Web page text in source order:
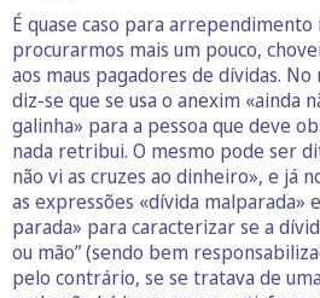
É quase caso para arrependimento
procurarmos mais um pouco,
aos maus pagadores de dívidas.
diz-se que se usa o anexim «ainda
galinha» para a pessoa que deve
nada retribui. O mesmo pode ser
não vi as cruzes ao dinheiro», e já
as expressões «dívida malparada»
parada» para caracterizar se a
ou mão” (sendo bem
pelo contrário, se se tratava de